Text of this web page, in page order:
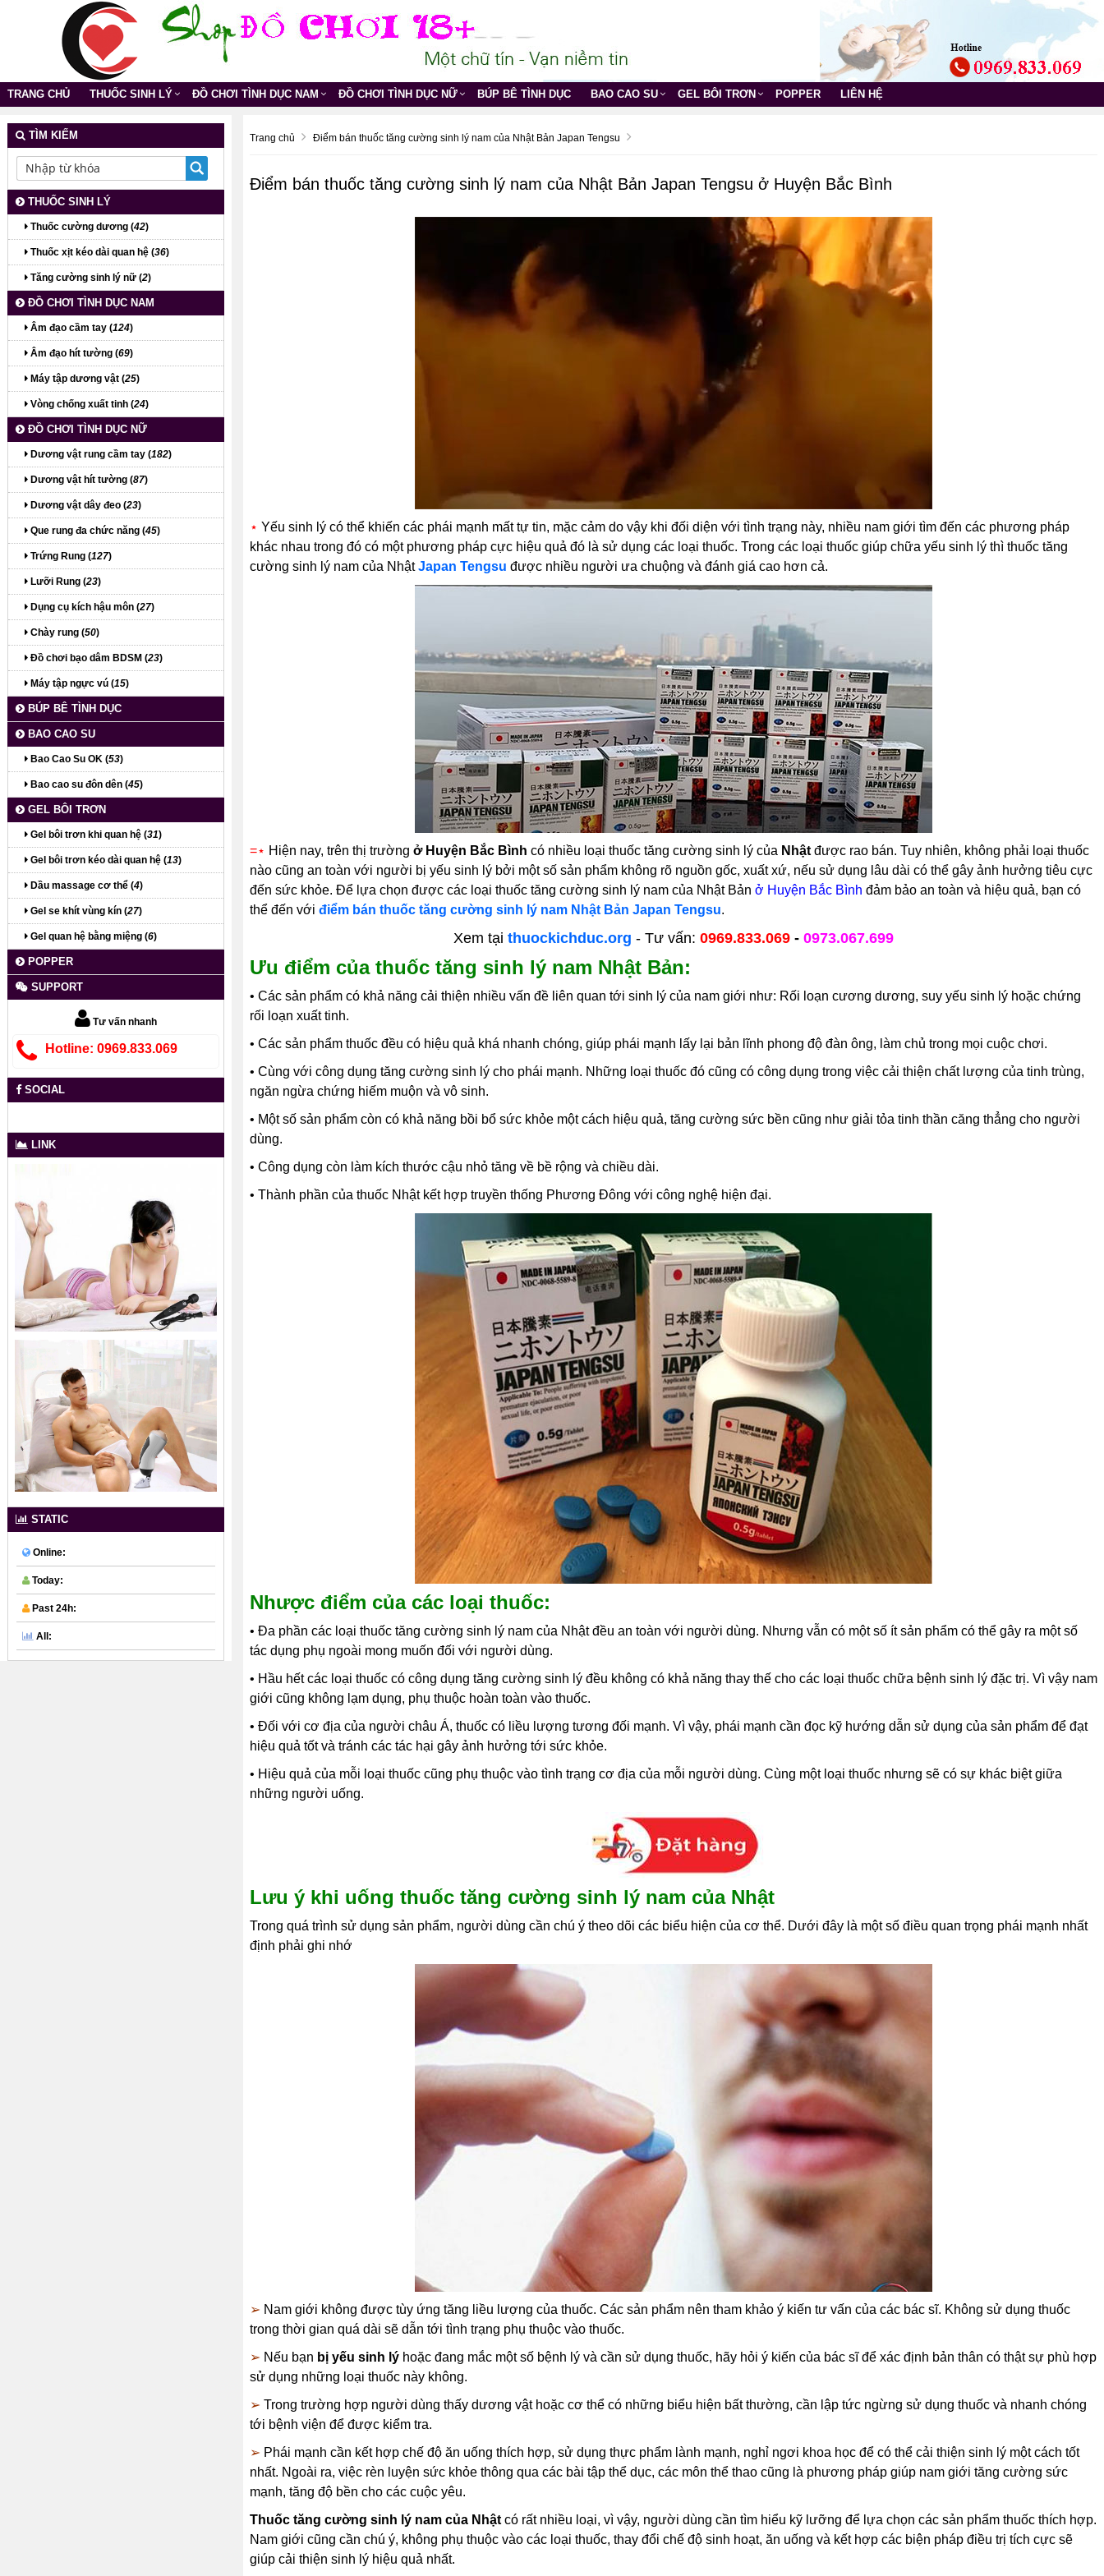
TRANG CHỦ THUỐC SINH LÝ ĐỒ CHƠI TÌNH DỤC NAM ĐỒ CHƠI TÌNH DỤC NỮ BÚP BÊ TÌNH DỤC BAO CAO SU GEL BÔI TRƠN POPPER LIÊN HỆ
Trang chủ Điểm bán thuốc tăng cường sinh lý nam của Nhật Bản Japan Tengsu
Điểm bán thuốc tăng cường sinh lý nam của Nhật Bản Japan Tengsu ở Huyện Bắc Bình
⋆ Yếu sinh lý có thể khiến các phái mạnh mất tự tin, mặc cảm do vậy khi đối diện với tình trạng này, nhiều nam giới tìm đến các phương pháp
khác nhau trong đó có một phương pháp cực hiệu quả đó là sử dụng các loại thuốc. Trong các loại thuốc giúp chữa yếu sinh lý thì thuốc tăng
cường sinh lý nam của NhậtJapan Tengsu được nhiều người ưa chuộng và đánh giá cao hơn cả.
=⋆ Hiện nay, trên thị trường ở Huyện Bắc Bình có nhiều loại thuốc tăng cường sinh lý của Nhậtđược rao bán. Tuy nhiên, không phải loại thuốc
nào cũng an toàn với người bị yếu sinh lý bởi một số sản phẩm không rõ nguồn gốc, xuất xứ, nếu sử dụng lâu dài có thể gây ảnh hưởng tiêu cực
đến sức khỏe. Để lựa chọn được các loại thuốc tăng cường sinh lý nam của Nhật Bản ở Huyện Bắc Bình đảm bảo an toàn và hiệu quả, bạn có
thể đến với điểm bán thuốc tăng cường sinh lý nam Nhật Bản Japan Tengsu.
Xem tại thuockichduc.org - Tư vấn: 0969.833.069 - 0973.067.699
Ưu điểm của thuốc tăng sinh lý nam NhậtBản:
• Các sản phẩm có khả năng cải thiện nhiều vấn đề liên quan tới sinh lý của nam giới như: Rối loạn cương dương, suy yếu sinh lý hoặc chứng
rối loạn xuất tinh.
• Các sản phẩm thuốc đều có hiệu quả khá nhanh chóng, giúp phái mạnh lấy lại bản lĩnh phong độ đàn ông, làm chủ trong mọi cuộc chơi.
• Cùng với công dụng tăng cường sinh lý cho phái mạnh. Những loại thuốc đó cũng có công dụng trong việc cải thiện chất lượng của tinh trùng,
ngăn ngừa chứng hiếm muộn và vô sinh.
• Một số sản phẩm còn có khả năng bồi bổ sức khỏe một cách hiệu quả, tăng cường sức bền cũng như giải tỏa tinh thần căng thẳng cho người
dùng.
• Công dụng còn làm kích thước cậu nhỏ tăng về bề rộng và chiều dài.
• Thành phần của thuốc Nhật kết hợp truyền thống Phương Đông với công nghệ hiện đại.
Nhược điểm của các loại thuốc:
• Đa phần các loại thuốc tăng cường sinh lý nam của Nhật đều an toàn với người dùng. Nhưng vẫn có một số ít sản phẩm có thể gây ra một số
tác dụng phụ ngoài mong muốn đối với người dùng.
• Hầu hết các loại thuốc có công dụng tăng cường sinh lý đều không có khả năng thay thế cho các loại thuốc chữa bệnh sinh lý đặc trị. Vì vậy nam
giới cũng không lạm dụng, phụ thuộc hoàn toàn vào thuốc.
• Đối với cơ địa của người châu Á, thuốc có liều lượng tương đối mạnh. Vì vậy, phái mạnh cần đọc kỹ hướng dẫn sử dụng của sản phẩm để đạt
hiệu quả tốt và tránh các tác hại gây ảnh hưởng tới sức khỏe.
• Hiệu quả của mỗi loại thuốc cũng phụ thuộc vào tình trạng cơ địa của mỗi người dùng. Cùng một loại thuốc nhưng sẽ có sự khác biệt giữa
những người uống.
Lưu ý khi uống thuốc tăng cường sinh lý nam của Nhật
Trong quá trình sử dụng sản phẩm, người dùng cần chú ý theo dõi các biểu hiện của cơ thể. Dưới đây là một số điều quan trọng phái mạnh nhất
định phải ghi nhớ
➢ Nam giới không được tùy ứng tăng liều lượng của thuốc. Các sản phẩm nên tham khảo ý kiến tư vấn của các bác sĩ. Không sử dụng thuốc
trong thời gian quá dài sẽ dẫn tới tình trạng phụ thuộc vào thuốc.
➢ Nếu bạn bị yếu sinh lýhoặc đang mắc một số bệnh lý và cần sử dụng thuốc, hãy hỏi ý kiến của bác sĩ để xác định bản thân có thật sự phù hợp
sử dụng những loại thuốc này không.
➢ Trong trường hợp người dùng thấy dương vật hoặc cơ thể có những biểu hiện bất thường, cần lập tức ngừng sử dụng thuốc và nhanh chóng
tới bệnh viện để được kiểm tra.
➢ Phái mạnh cần kết hợp chế độ ăn uống thích hợp, sử dụng thực phẩm lành mạnh, nghỉ ngơi khoa học để có thể cải thiện sinh lý một cách tốt
nhất. Ngoài ra, việc rèn luyện sức khỏe thông qua các bài tập thể dục, các môn thể thao cũng là phương pháp giúp nam giới tăng cường sức
mạnh, tăng độ bền cho các cuộc yêu.
Thuốc tăng cường sinh lý nam của Nhậtcó rất nhiều loại, vì vậy, người dùng cần tìm hiểu kỹ lưỡng để lựa chọn các sản phẩm thuốc thích hợp.
Nam giới cũng cần chú ý, không phụ thuộc vào các loại thuốc, thay đổi chế độ sinh hoạt, ăn uống và kết hợp các biện pháp điều trị tích cực sẽ
giúp cải thiện sinh lý hiệu quả nhất.
TÌM KIẾM
THUỐC SINH LÝ
Thuốc cường dương (42)
Thuốc xịt kéo dài quan hệ (36)
Tăng cường sinh lý nữ (2)
ĐỒ CHƠI TÌNH DỤC NAM
Âm đạo cầm tay (124)
Âm đạo hít tường (69)
Máy tập dương vật (25)
Vòng chống xuất tinh (24)
ĐỒ CHƠI TÌNH DỤC NỮ
Dương vật rung cầm tay (182)
Dương vật hít tường (87)
Dương vật dây đeo (23)
Que rung đa chức năng (45)
Trứng Rung (127)
Lưỡi Rung (23)
Dụng cụ kích hậu môn (27)
Chày rung (50)
Đồ chơi bạo dâm BDSM (23)
Máy tập ngực vú (15)
BÚP BÊ TÌNH DỤC
BAO CAO SU
Bao Cao Su OK (53)
Bao cao su đôn dên (45)
GEL BÔI TRƠN
Gel bôi trơn khi quan hệ (31)
Gel bôi trơn kéo dài quan hệ (13)
Dầu massage cơ thể (4)
Gel se khít vùng kín (27)
Gel quan hệ bằng miệng (6)
POPPER
SUPPORT
Tư vấn nhanh
Hotline: 0969.833.069
SOCIAL
LINK
STATIC
Online:
Today:
Past 24h:
All: